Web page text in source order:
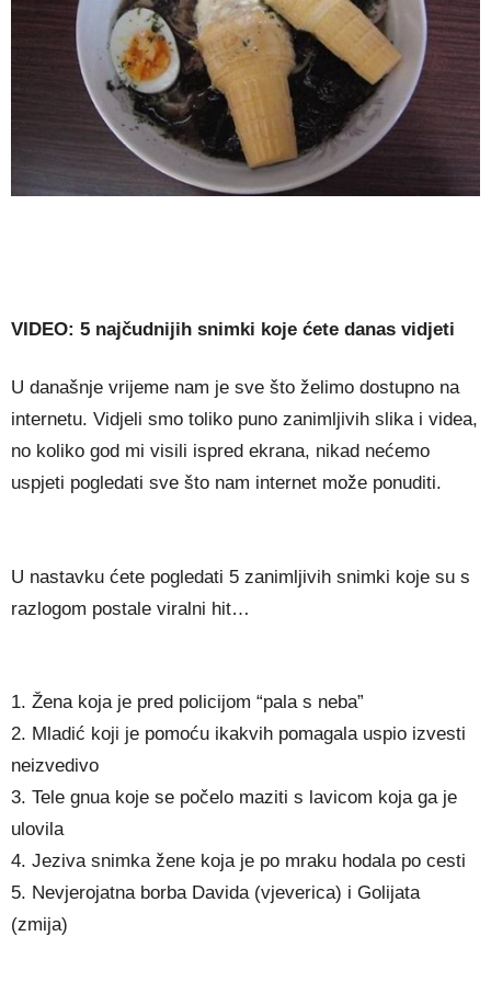
VIDEO: 5 najčudnijih snimki koje ćete danas vidjeti
U današnje vrijeme nam je sve što želimo dostupno na
internetu. Vidjeli smo toliko puno zanimljivih slika i videa,
no koliko god mi visili ispred ekrana, nikad nećemo
uspjeti pogledati sve što nam internet može ponuditi.
U nastavku ćete pogledati 5 zanimljivih snimki koje su s
razlogom postale viralni hit…
1. Žena koja je pred policijom “pala s neba”
2. Mladić koji je pomoću ikakvih pomagala uspio izvesti
neizvedivo
3. Tele gnua koje se počelo maziti s lavicom koja ga je
ulovila
4. Jeziva snimka žene koja je po mraku hodala po cesti
5. Nevjerojatna borba Davida (vjeverica) i Golijata
(zmija)